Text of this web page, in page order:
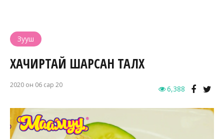
Зууш
ХАЧИРТАЙ ШАРСАН ТАЛХ
2020 он 06 сар 20 6,388